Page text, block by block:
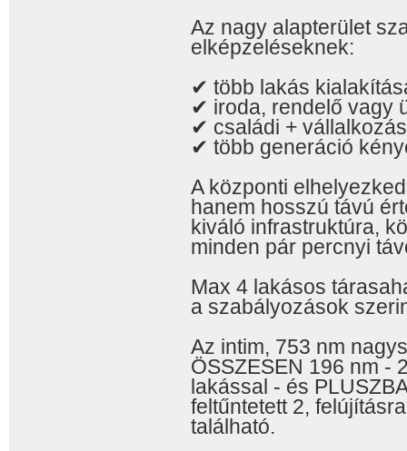
Az nagy alapterület
elképzeléseknek:
✔ több lakás
✔ iroda, rendelő vagy
✔ családi +
✔ több generáció
A központi
hanem hosszú távú
kiváló infrastruktúra,
minden pár percnyi
Max 4 lakásos
a szabályozások
Az intim, 753 nm
ÖSSZESEN 196 nm -
lakással - és
feltűntetett 2,
található.